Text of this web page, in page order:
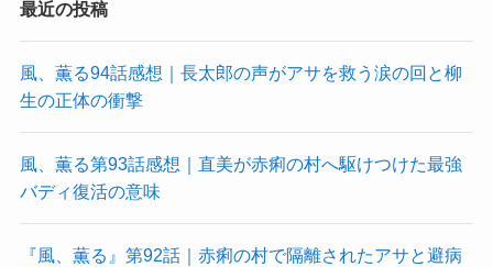
最近の投稿
風、薫る94話感想｜長太郎の声がアサを救う涙の回と柳
生の正体の衝撃
風、薫る第93話感想｜直美が赤痢の村へ駆けつけた最強
バディ復活の意味
『風、薫る』第92話｜赤痢の村で隔離されたアサと避病